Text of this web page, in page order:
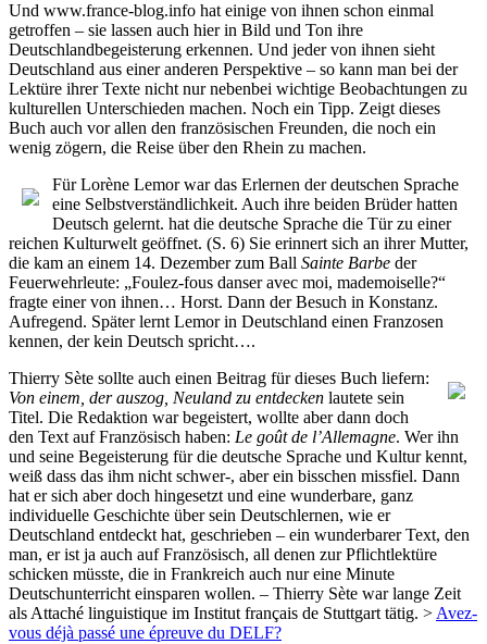
Und www.france-blog.info hat einige von ihnen schon einmal
getroffen – sie lassen auch hier in Bild und Ton ihre
Deutschlandbegeisterung erkennen. Und jeder von ihnen sieht
Deutschland aus einer anderen Perspektive – so kann man bei der
Lektüre ihrer Texte nicht nur nebenbei wichtige Beobachtungen zu
kulturellen Unterschieden machen. Noch ein Tipp. Zeigt dieses
Buch auch vor allen den französischen Freunden, die noch ein
wenig zögern, die Reise über den Rhein zu machen.
Für Lorène Lemor war das Erlernen der deutschen Sprache
eine Selbstverständlichkeit. Auch ihre beiden Brüder hatten
Deutsch gelernt. hat die deutsche Sprache die Tür zu einer
reichen Kulturwelt geöffnet. (S. 6) Sie erinnert sich an ihrer Mutter,
die kam an einem 14. Dezember zum Ball Sainte Barbe der
Feuerwehrleute: „Foulez-fous danser avec moi, mademoiselle?“
fragte einer von ihnen… Horst. Dann der Besuch in Konstanz.
Aufregend. Später lernt Lemor in Deutschland einen Franzosen
kennen, der kein Deutsch spricht….
Thierry Sète sollte auch einen Beitrag für dieses Buch liefern:
Von einem, der auszog, Neuland zu entdecken lautete sein
Titel. Die Redaktion war begeistert, wollte aber dann doch
den Text auf Französisch haben: Le goût de l’Allemagne. Wer ihn
und seine Begeisterung für die deutsche Sprache und Kultur kennt,
weiß dass das ihm nicht schwer-, aber ein bisschen missfiel. Dann
hat er sich aber doch hingesetzt und eine wunderbare, ganz
individuelle Geschichte über sein Deutschlernen, wie er
Deutschland entdeckt hat, geschrieben – ein wunderbarer Text, den
man, er ist ja auch auf Französisch, all denen zur Pflichtlektüre
schicken müsste, die in Frankreich auch nur eine Minute
Deutschunterricht einsparen wollen. – Thierry Sète war lange Zeit
als Attaché linguistique im Institut français de Stuttgart tätig. >Avez-
vous déjà passé une épreuve du DELF?